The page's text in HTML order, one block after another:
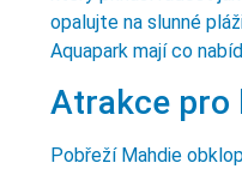
opalujte na slunné
Aquapark mají co
Atrakce pro
Pobřeží Mahdie